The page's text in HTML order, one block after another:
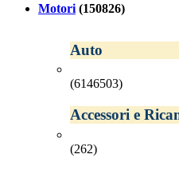
Motori (150826)
Auto
(6146503)
Accessori e
(262)